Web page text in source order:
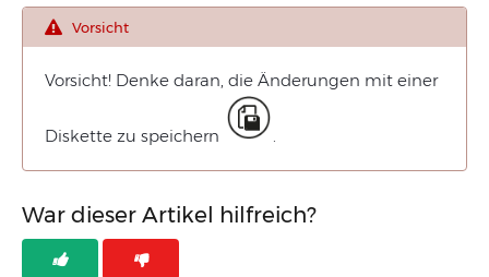
Vorsicht
Vorsicht! Denke daran, die Änderungen mit einer
Diskette zu speichern .
War dieser Artikel hilfreich?